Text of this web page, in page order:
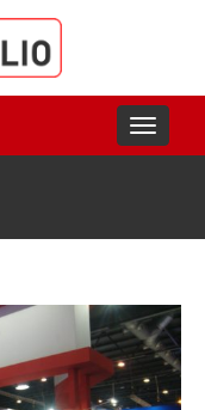
Toggle